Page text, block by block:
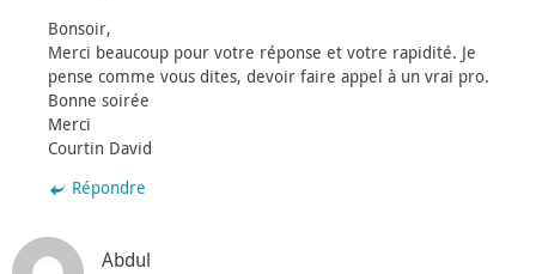
Bonsoir,
Merci beaucoup pour votre réponse et votre rapidité. Je
pense comme vous dites, devoir faire appel à un vrai pro.
Bonne soirée
Merci
Courtin David
Répondre
Abdul